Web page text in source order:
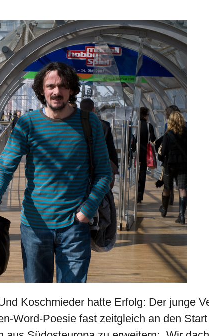
Koschmieder hatte Erfolg: Der junge
Word-Poesie fast zeitgleich an den